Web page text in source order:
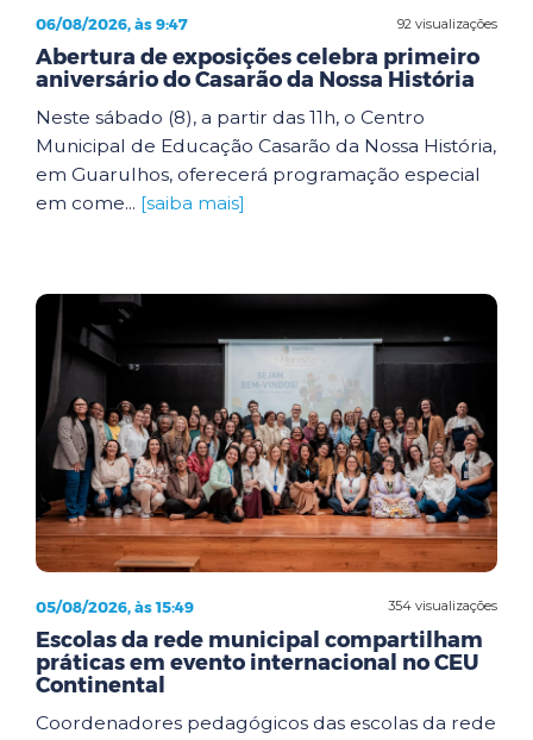
92 visualizações
06/08/2026, às 9:47
Abertura de exposições celebra primeiro
aniversário do Casarão da Nossa História
Neste sábado (8), a partir das 11h, o Centro
Municipal de Educação Casarão da Nossa História,
em Guarulhos, oferecerá programação especial
em come... [saiba mais]
354 visualizações
05/08/2026, às 15:49
Escolas da rede municipal compartilham
práticas em evento internacional no CEU
Continental
Coordenadores pedagógicos das escolas da rede